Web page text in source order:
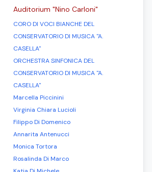
Auditorium "Nino Carloni"
CORO DI VOCI BIANCHE DEL
CONSERVATORIO DI MUSICA "A.
CASELLA"
ORCHESTRA SINFONICA DEL
CONSERVATORIO DI MUSICA "A.
CASELLA"
Marcella Piccinini
Virginia Chiara Lucioli
Filippo Di Domenico
Annarita Antenucci
Monica Tortora
Rosalinda Di Marco